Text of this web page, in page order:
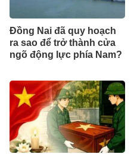
Đồng Nai đã quy hoạch
ra sao để trở thành cửa
ngõ động lực phía Nam?